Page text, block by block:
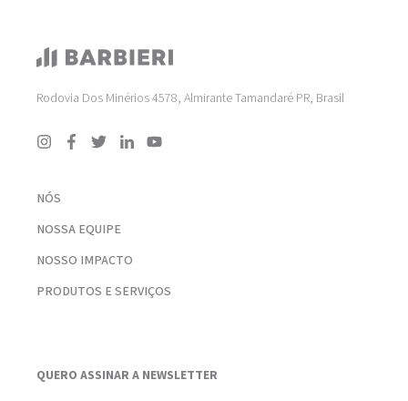
Rodovia Dos Minérios 4578, Almirante Tamandaré PR, Brasil
NÓS
NOSSA EQUIPE
NOSSO IMPACTO
PRODUTOS E SERVIÇOS
QUERO ASSINAR A NEWSLETTER